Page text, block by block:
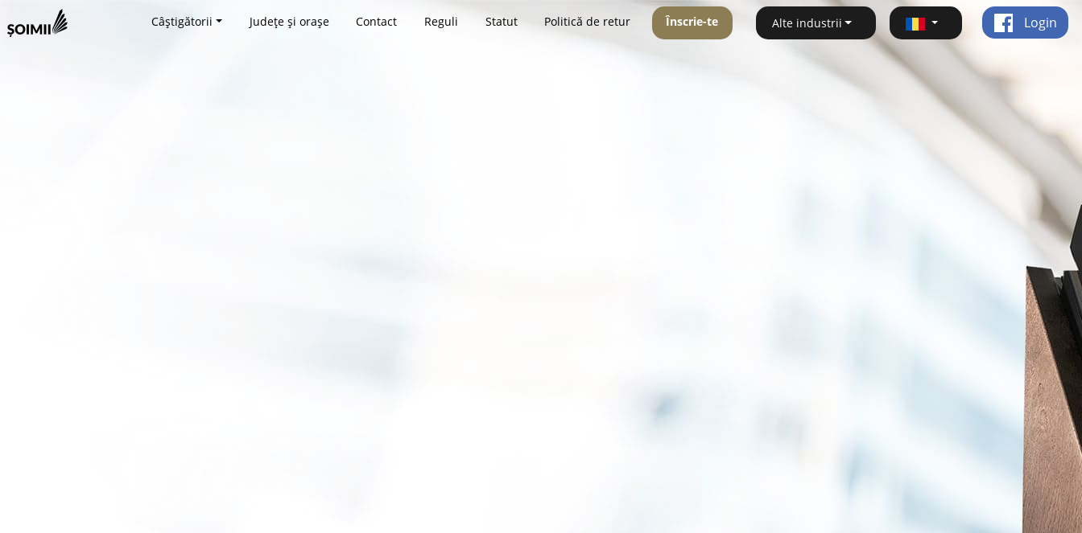
Câștigătorii Județe și orașe Contact Reguli Statut Politică de retur Înscrie-te Alte industrii Login